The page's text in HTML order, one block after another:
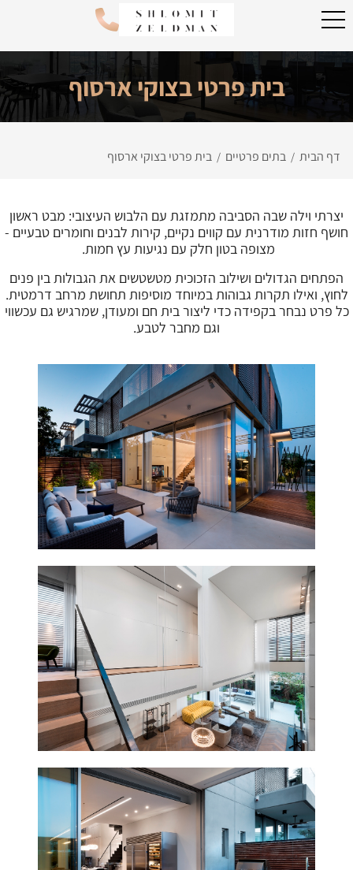
בית פרטי בצוקי ארסוף
דף הבית / בתים פרטיים / בית פרטי בצוקי ארסוף
יצרתי וילה שבה הסביבה מתמזגת עם הלבוש העיצובי: מבט ראשון
חושף חזות מודרנית עם קווים נקיים, קירות לבנים וחומרים טבעיים -
מצופה בטון חלק עם נגיעות עץ חמות.
הפתחים הגדולים ושילוב הזכוכית מטשטשים את הגבולות בין פנים
לחוץ, ואילו תקרות גבוהות במיוחד מוסיפות תחושת מרחב דרמטית.
כל פרט נבחר בקפידה כדי ליצור בית חם ומעודן, שמרגיש גם עכשווי
וגם מחבר לטבע.